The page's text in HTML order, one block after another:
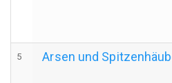
5 Arsen und